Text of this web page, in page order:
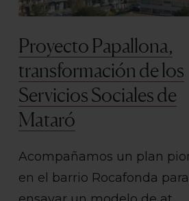
Proyecto Papallona,
transformación de los
Servicios Sociales de
Mataró
Acompañamos un plan
en el barrio Rocafonda para